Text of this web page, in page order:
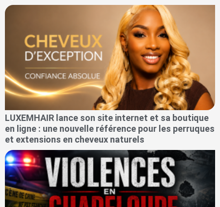
LUXEMHAIR lance son site internet et sa boutique
en ligne : une nouvelle référence pour les perruques
et extensions en cheveux naturels